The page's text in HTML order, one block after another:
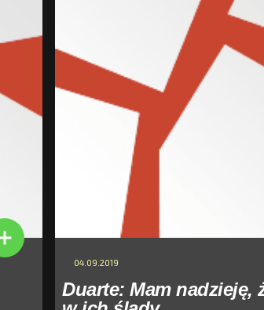
04.09.2019
Duarte: Mam nadzieję,